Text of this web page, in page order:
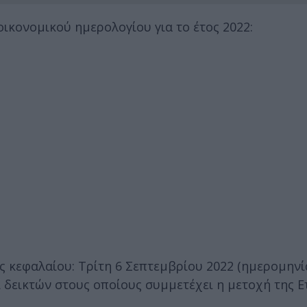
ημερολογίου για το έτος 2022:
Τρίτη 6 Σεπτεμβρίου 2022
στους οποίους συμμετέχει η μετοχή της